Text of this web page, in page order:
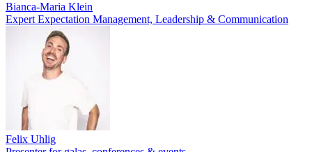
Bianca-Maria Klein
Expert Expectation Management, Leadership & Communication
Felix Uhlig